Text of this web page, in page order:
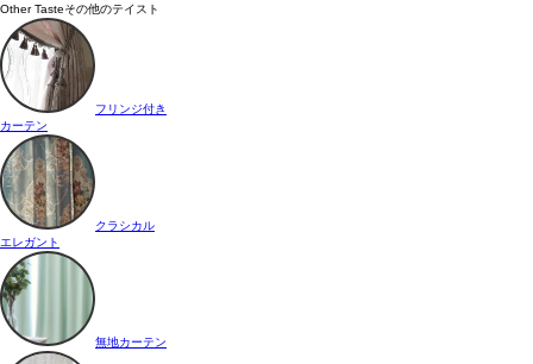
Other Tasteその他のテイスト
フリンジ付き
カーテン
クラシカル
エレガント
無地カーテン